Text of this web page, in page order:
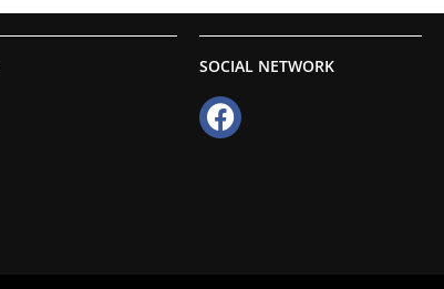
SOCIAL NETWORK